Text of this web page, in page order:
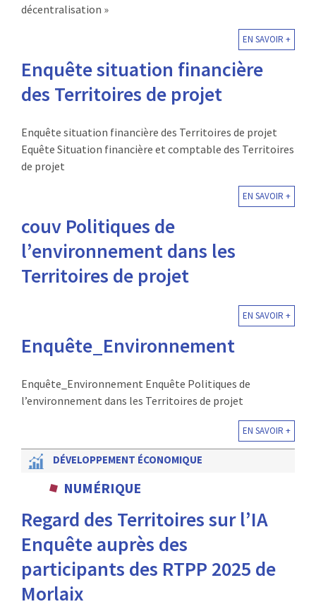
décentralisation »
EN SAVOIR +
Enquête situation financière
des Territoires de projet
Enquête situation financière des Territoires de projet
Equête Situation financière et comptable des Territoires
de projet
EN SAVOIR +
couv Politiques de
l’environnement dans les
Territoires de projet
EN SAVOIR +
Enquête_Environnement
Enquête_Environnement Enquête Politiques de
l’environnement dans les Territoires de projet
EN SAVOIR +
DÉVELOPPEMENT ÉCONOMIQUE
NUMÉRIQUE
Regard des Territoires sur l’IA
Enquête auprès des
participants des RTPP 2025 de
Morlaix